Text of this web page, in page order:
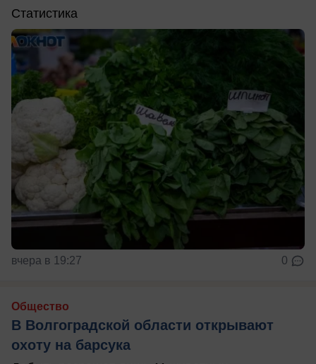
Статистика
вчера в 19:27 0
Общество
В Волгоградской области открывают
охоту на барсука